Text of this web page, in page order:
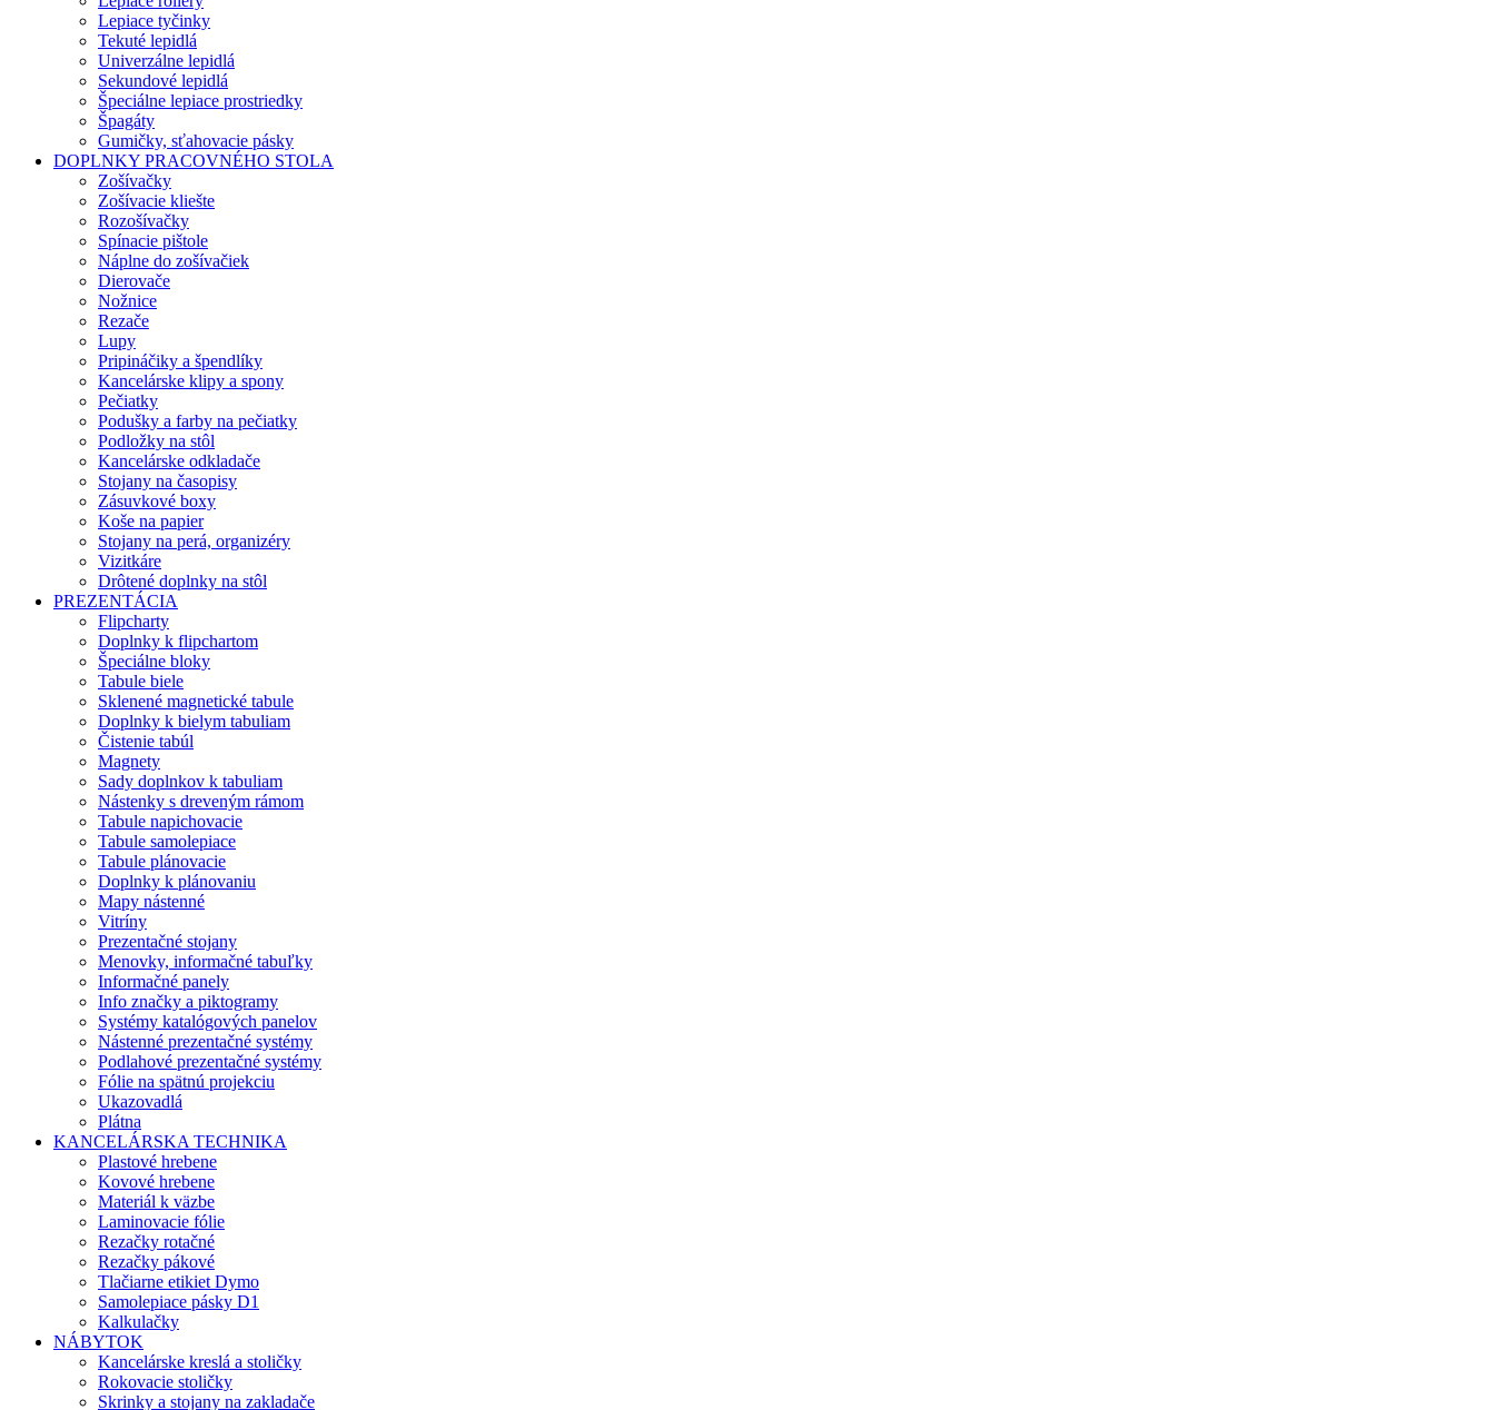
Lepiace tyčinky
Tekuté lepidlá
Univerzálne lepidlá
Sekundové lepidlá
Špeciálne lepiace prostriedky
Špagáty
Gumičky, sťahovacie pásky
DOPLNKY PRACOVNÉHO STOLA
Zošívačky
Zošívacie kliešte
Rozošívačky
Spínacie pištole
Náplne do zošívačiek
Dierovače
Nožnice
Rezače
Lupy
Pripináčiky a špendlíky
Kancelárske klipy a spony
Pečiatky
Podušky a farby na pečiatky
Podložky na stôl
Kancelárske odkladače
Stojany na časopisy
Zásuvkové boxy
Koše na papier
Stojany na perá, organizéry
Vizitkáre
Drôtené doplnky na stôl
PREZENTÁCIA
Flipcharty
Doplnky k flipchartom
Špeciálne bloky
Tabule biele
Sklenené magnetické tabule
Doplnky k bielym tabuliam
Čistenie tabúl
Magnety
Sady doplnkov k tabuliam
Nástenky s dreveným rámom
Tabule napichovacie
Tabule samolepiace
Tabule plánovacie
Doplnky k plánovaniu
Mapy nástenné
Vitríny
Prezentačné stojany
Menovky, informačné tabuľky
Informačné panely
Info značky a piktogramy
Systémy katalógových panelov
Nástenné prezentačné systémy
Podlahové prezentačné systémy
Fólie na spätnú projekciu
Ukazovadlá
Plátna
KANCELÁRSKA TECHNIKA
Plastové hrebene
Kovové hrebene
Materiál k väzbe
Laminovacie fólie
Rezačky rotačné
Rezačky pákové
Tlačiarne etikiet Dymo
Samolepiace pásky D1
Kalkulačky
NÁBYTOK
Kancelárske kreslá a stoličky
Rokovacie stoličky
Skrinky a stojany na zakladače